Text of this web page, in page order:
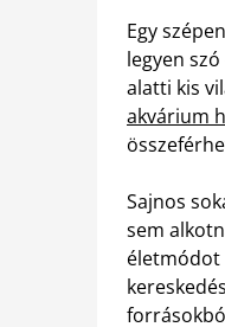
Egy
legyen
alatti kis
akvárium
Sajnos
sem
életmódot